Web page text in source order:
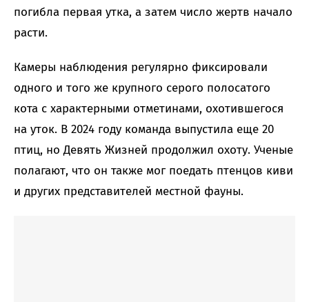
погибла первая утка, а затем число жертв начало
расти.
Камеры наблюдения регулярно фиксировали
одного и того же крупного серого полосатого
кота с характерными отметинами, охотившегося
на уток. В 2024 году команда выпустила еще 20
птиц, но Девять Жизней продолжил охоту. Ученые
полагают, что он также мог поедать птенцов киви
и других представителей местной фауны.